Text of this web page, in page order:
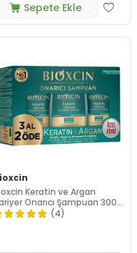
Sepete Ekle
Keratin ve Argan
Onarıcı Şampuan 300
- 3 al 2 öde(4)